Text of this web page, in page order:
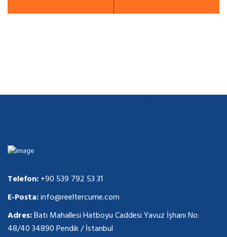
Telefon:+90 539 792 53 31
E-Posta:info@reeltercume.com
Adres:Batı Mahallesi Hatboyu Caddesi Yavuz İşhanı No:
48/40 34890 Pendik / İstanbul